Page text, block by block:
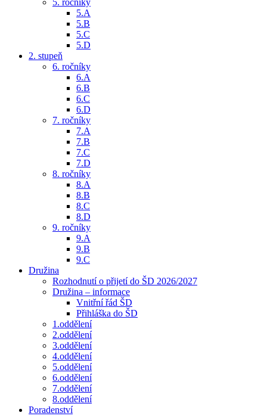
5. ročníky
5.A
5.B
5.C
5.D
2. stupeň
6. ročníky
6.A
6.B
6.C
6.D
7. ročníky
7.A
7.B
7.C
7.D
8. ročníky
8.A
8.B
8.C
8.D
9. ročníky
9.A
9.B
9.C
Družina
Rozhodnutí o přijetí do ŠD 2026/2027
Družina – informace
Vnitřní řád ŠD
Přihláška do ŠD
1.oddělení
2.oddělení
3.oddělení
4.oddělení
5.oddělení
6.oddělení
7.oddělení
8.oddělení
Poradenství